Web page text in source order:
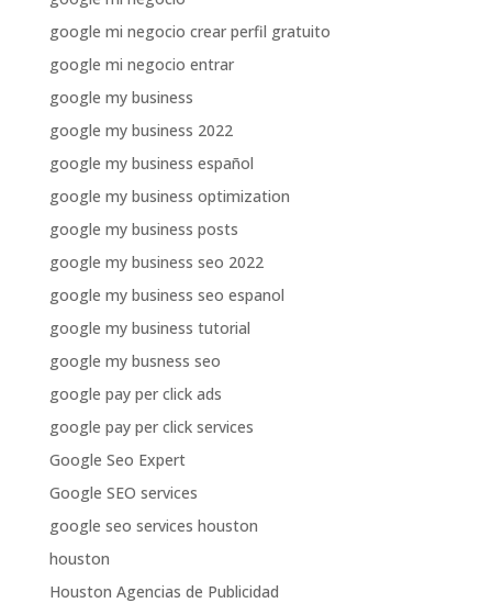
google mi negocio crear perfil gratuito
google mi negocio entrar
google my business
google my business 2022
google my business español
google my business optimization
google my business posts
google my business seo 2022
google my business seo espanol
google my business tutorial
google my busness seo
google pay per click ads
google pay per click services
Google Seo Expert
Google SEO services
google seo services houston
houston
Houston Agencias de Publicidad